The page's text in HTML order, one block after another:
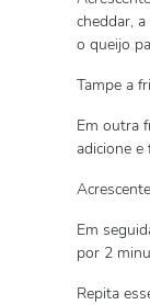
cheddar,
o queijo
Tampe a
Em outra
adicione
Em
por 2
Repita